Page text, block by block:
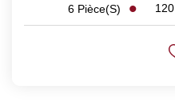
6 Pièce(s) 120